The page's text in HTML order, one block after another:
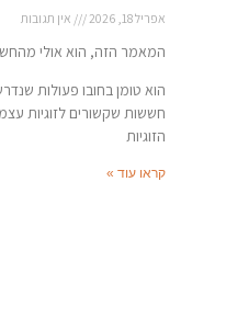
אפריל 18, 2026 אין תגובות
המאמר הזה, הוא אולי
הוא טומן בחובו פעולות
חששות שקשורים לזוגיות
הזוגיות
קראו עוד »